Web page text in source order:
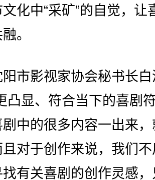
中“采矿”的自觉，让
。
影视家协会秘书长白
凸显、符合当下的喜剧
中的很多内容一出来
对于创作来说，我们
有关喜剧的创作灵感